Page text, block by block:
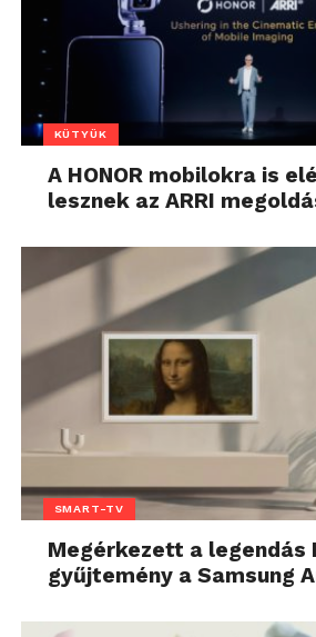
KÜTYÜK
A HONOR mobilokra is
lesznek az ARRI
SMART-TV
Megérkezett a legendás
gyűjtemény a Samsung